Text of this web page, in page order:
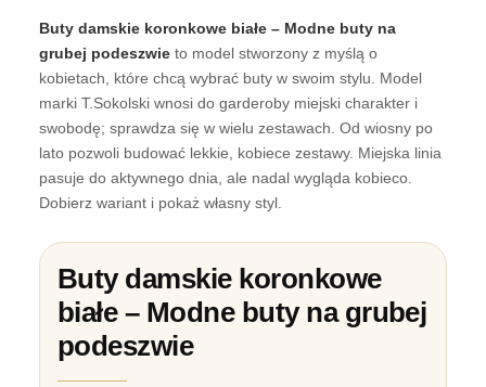
Buty damskie koronkowe białe – Modne buty na
grubej podeszwie to model stworzony z myślą o
kobietach, które chcą wybrać buty w swoim stylu. Model
marki T.Sokolski wnosi do garderoby miejski charakter i
swobodę; sprawdza się w wielu zestawach. Od wiosny po
lato pozwoli budować lekkie, kobiece zestawy. Miejska linia
pasuje do aktywnego dnia, ale nadal wygląda kobieco.
Dobierz wariant i pokaż własny styl.
Buty damskie koronkowe
białe – Modne buty na grubej
podeszwie